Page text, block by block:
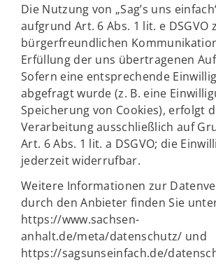
Die Nutzung von „Sag’s uns
aufgrund Art. 6 Abs. 1 lit. e DSGVO
bürgerfreundlichen
Erfüllung der uns übertragenen
Sofern eine entsprechende
abgefragt wurde (z. B. eine
Speicherung von Cookies), erfolgt
Verarbeitung ausschließlich auf
Art. 6 Abs. 1 lit. a DSGVO; die
jederzeit widerrufbar.
Weitere Informationen zur
durch den Anbieter finden Sie
https://www.sachsen-
anhalt.de/meta/datenschutz/ und
https://sagsunseinfach.de/